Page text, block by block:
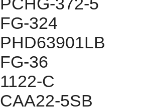
FG-324
PHD63901LB
FG-36
1122-C
CAA22-5SB